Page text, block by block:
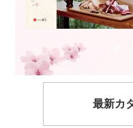
最新カ